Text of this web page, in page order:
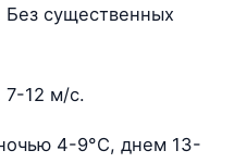
существенных
7-12 м/с.
4-9°С, днем 13-